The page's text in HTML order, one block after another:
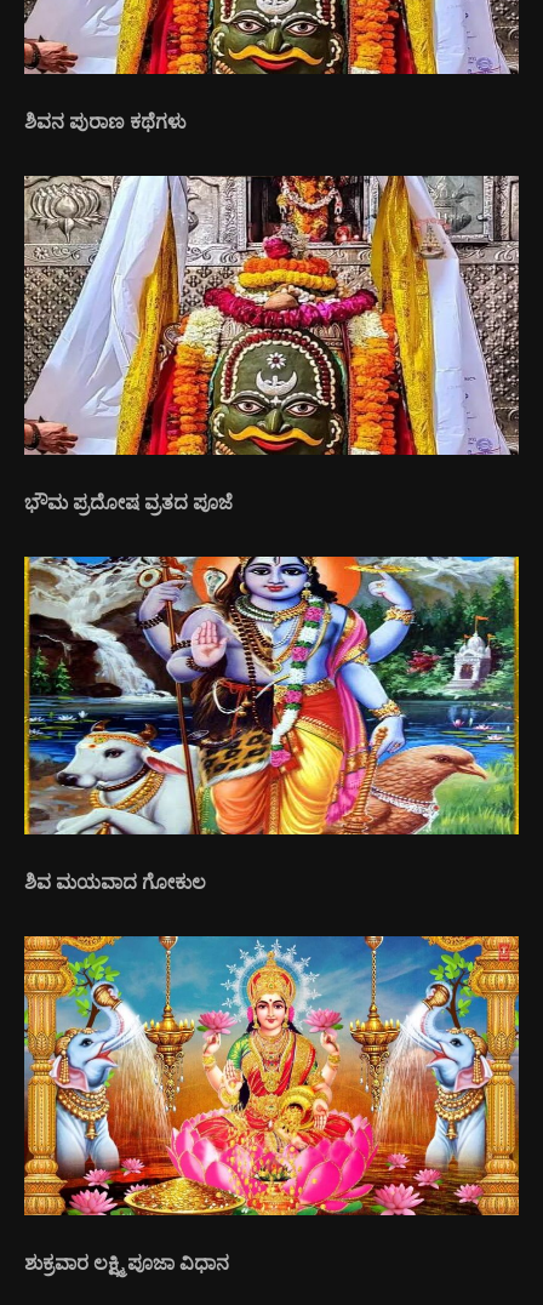
ಶಿವನ ಪುರಾಣ ಕಥೆಗಳು
ಭೌಮ ಪ್ರದೋಷ ವ್ರತದ ಪೂಜೆ
ಶಿವ ಮಯವಾದ ಗೋಕುಲ
ಶುಕ್ರವಾರ ಲಕ್ಷ್ಮಿ ಪೂಜಾ ವಿಧಾನ